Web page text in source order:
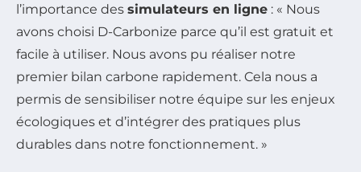
l’importance des simulateurs en ligne : « Nous
avons choisi D-Carbonize parce qu’il est gratuit et
facile à utiliser. Nous avons pu réaliser notre
premier bilan carbone rapidement. Cela nous a
permis de sensibiliser notre équipe sur les enjeux
écologiques et d’intégrer des pratiques plus
durables dans notre fonctionnement. »